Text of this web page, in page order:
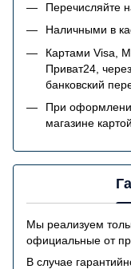
Перечисляйте
Наличными в
Картами Visa,
Приват24,
банковский
При
магазине
Мы реализуем
официальные от
В случае